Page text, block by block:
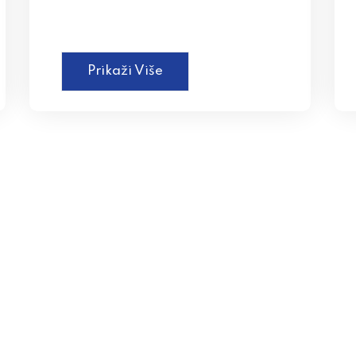
Prikaži Više